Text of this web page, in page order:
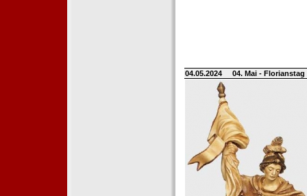
04.05.2024 04. Mai -